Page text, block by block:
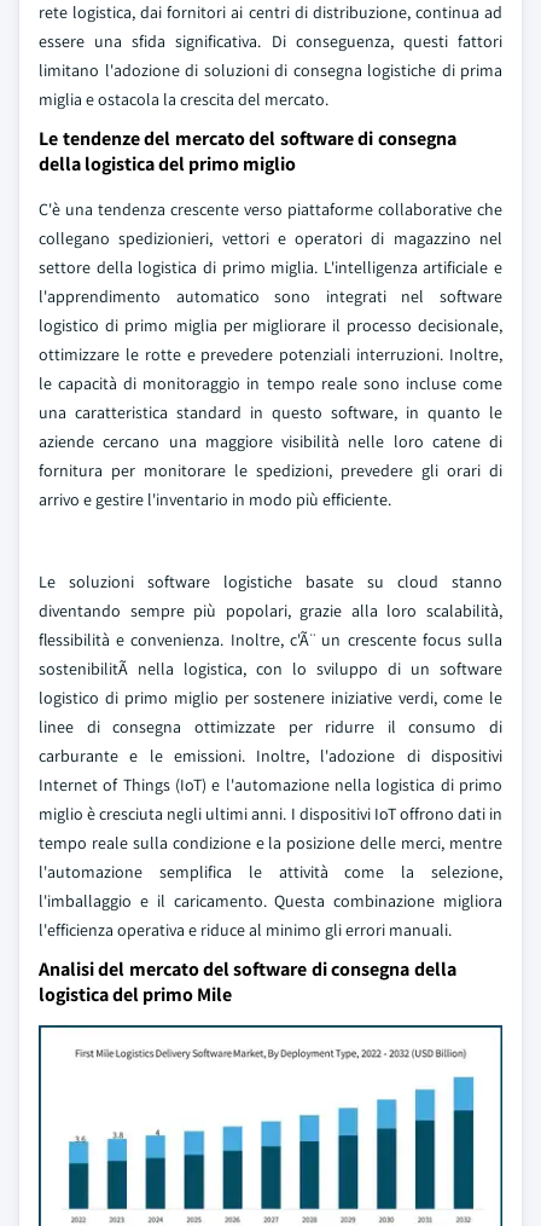
rete logistica, dai fornitori ai centri di distribuzione, continua ad
essere una sfida significativa. Di conseguenza, questi fattori
limitano l'adozione di soluzioni di consegna logistiche di prima
miglia e ostacola la crescita del mercato.
Le tendenze del mercato del software di consegna
della logistica del primo miglio
C'è una tendenza crescente verso piattaforme collaborative che
collegano spedizionieri, vettori e operatori di magazzino nel
settore della logistica di primo miglia. L'intelligenza artificiale e
l'apprendimento automatico sono integrati nel software
logistico di primo miglia per migliorare il processo decisionale,
ottimizzare le rotte e prevedere potenziali interruzioni. Inoltre,
le capacità di monitoraggio in tempo reale sono incluse come
una caratteristica standard in questo software, in quanto le
aziende cercano una maggiore visibilità nelle loro catene di
fornitura per monitorare le spedizioni, prevedere gli orari di
arrivo e gestire l'inventario in modo più efficiente.
Le soluzioni software logistiche basate su cloud stanno
diventando sempre più popolari, grazie alla loro scalabilità,
flessibilità e convenienza. Inoltre, c'Ã ̈ un crescente focus sulla
sostenibilitÃ nella logistica, con lo sviluppo di un software
logistico di primo miglio per sostenere iniziative verdi, come le
linee di consegna ottimizzate per ridurre il consumo di
carburante e le emissioni. Inoltre, l'adozione di dispositivi
Internet of Things (IoT) e l'automazione nella logistica di primo
miglio è cresciuta negli ultimi anni. I dispositivi IoT offrono dati in
tempo reale sulla condizione e la posizione delle merci, mentre
l'automazione semplifica le attività come la selezione,
l'imballaggio e il caricamento. Questa combinazione migliora
l'efficienza operativa e riduce al minimo gli errori manuali.
Analisi del mercato del software di consegna della
logistica del primo Mile